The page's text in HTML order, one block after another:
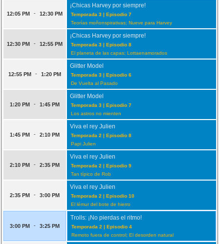
12:05 PM - 12:30 PM
¡Chicas Harvey por siempre!
Temporada 3 | Episodio 7
Teorías moñonspirativas; Nueve para Harvey
12:30 PM - 12:55 PM
¡Chicas Harvey por siempre!
Temporada 3 | Episodio 8
El planeta de las capas; Lottaenamorados
12:55 PM - 1:20 PM
Glitter Model
Temporada 3 | Episodio 6
De Vuelta al Pasado
1:20 PM - 1:45 PM
Glitter Model
Temporada 3 | Episodio 7
Los astros no mienten
1:45 PM - 2:10 PM
Viva el rey Julien
Temporada 2 | Episodio 8
Papi Julien
2:10 PM - 2:35 PM
Viva el rey Julien
Temporada 2 | Episodio 9
Tan típico de Rob
2:35 PM - 3:00 PM
Viva el rey Julien
Temporada 2 | Episodio 10
El lémur del bote de hierro
3:00 PM - 3:25 PM
Trolls: ¡No pierdas el ritmo!
Temporada 2 | Episodio 4
Remoto fuera de control; El desorden natural